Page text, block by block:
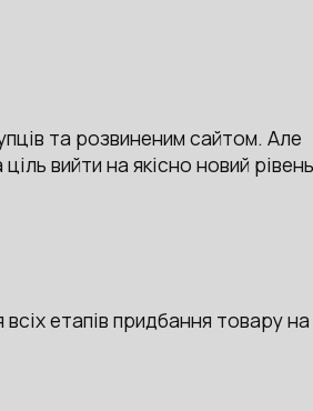
та розвиненим сайтом. Але
вийти на якісно новий
етапів придбання товару на